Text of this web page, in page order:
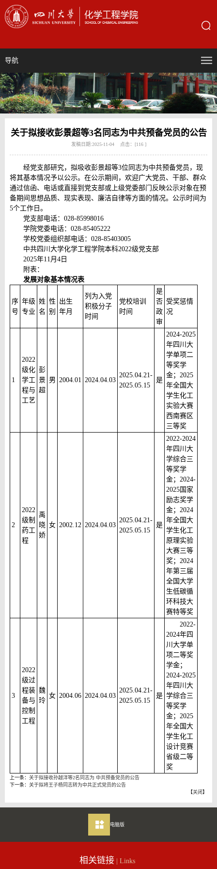
导航
关于拟接收彭景超等3名同志为中共预备党员的公告
发稿日期:2025-11-04 点击：[116 ]
经党支部研究，拟吸收彭景超等3位同志为中共预备党员，现
将其基本情况予以公示。在公示期间，欢迎广大党员、干部、群众
通过信函、电话或直接到党支部或上级党委部门反映公示对象在预
备期间思想品质、现实表现、廉洁自律等方面的情况。公示时间为
5个工作日。
党支部电话：028-85998016
学院党委电话：028-85405222
学校党委组织部电话：028-85403005
中共四川大学化学工程学院本科2022级党支部
2025年11月4日
附表：
发展对象基本情况表
序
号
年级
专业
姓
名
性
别
出生
年月
列为入党
积极分子
时间
党校培训
时间
是
否
政
审
受奖惩情
况
1
2022
级化
学工
程与
工艺
彭
景
超
男 2004.01 2024.04.03
2025.04.21-
2025.05.15
是
2024-2025
年四川大
学单项二
等奖学
金；2025
年全国大
学生化工
实验大赛
西南赛区
三等奖
2
2022
级制
药工
程
禹
晓
娇
女 2002.12 2024.04.03
2025.04.21-
2025.05.15
是
2022-2024
年四川大
学综合三
等奖学
金；2024-
2025国家
励志奖学
金；2024
年全国大
学生化工
原理实验
大赛三等
奖；2024
年第三届
全国大学
生低碳循
环科技大
赛特等奖
3
2022
级过
程装
备与
控制
工程
魏
玲
女 2004.06 2024.04.03
2025.04.21-
2025.05.15
是
2022-
2024年四
川大学单
项二等奖
学金；
2024-2025
年四川大
学综合三
等奖学
金；2025
年全国大
学生化工
设计竞赛
省级二等
奖
上一条： 关于拟接收孙越洋等2名同志为 中共预备党员的公告
下一条： 关于拟将王子杨同志转为中共正式党员的公告
【关闭】
电脑版
相关链接 | Links